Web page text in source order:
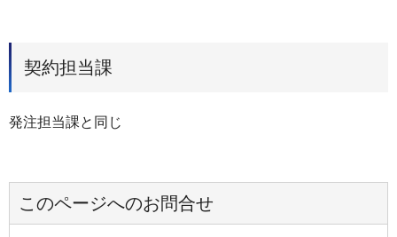
契約担当課
発注担当課と同じ
このページへのお問合せ